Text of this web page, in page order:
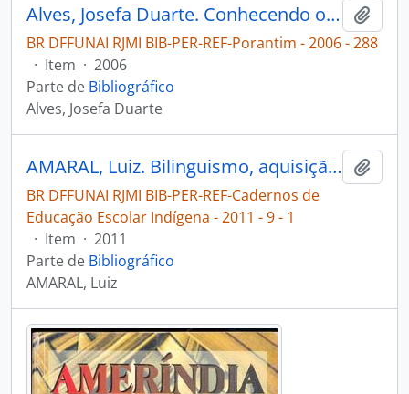
Alves, Josefa Duarte. Conhecendo os Suruahã [Porantim]
BR DFFUNAI RJMI BIB-PER-REF-Porantim - 2006 - 288
· Item · 2006
Parte de Bibliográfico
Alves, Josefa Duarte
AMARAL, Luiz. Bilinguismo, aquisição, letramento e o ensino de múltiplas línguas em escolas indígenas no Brasil [Cadernos de Educação Escolar Indígena]
BR DFFUNAI RJMI BIB-PER-REF-Cadernos de
Educação Escolar Indígena - 2011 - 9 - 1
· Item · 2011
Parte de Bibliográfico
AMARAL, Luiz